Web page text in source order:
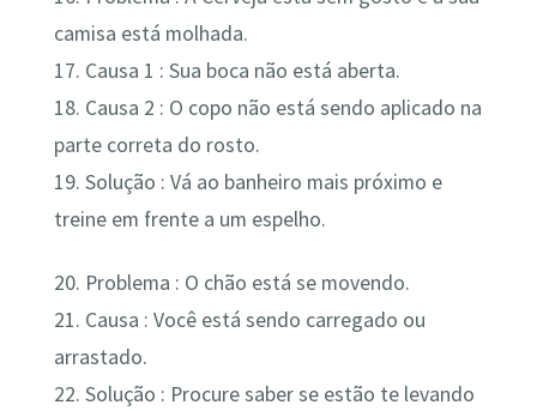
camisa está molhada.
17. Causa 1 : Sua boca não está aberta.
18. Causa 2 : O copo não está sendo aplicado na
parte correta do rosto.
19. Solução : Vá ao banheiro mais próximo e
treine em frente a um espelho.
20. Problema : O chão está se movendo.
21. Causa : Você está sendo carregado ou
arrastado.
22. Solução : Procure saber se estão te levando